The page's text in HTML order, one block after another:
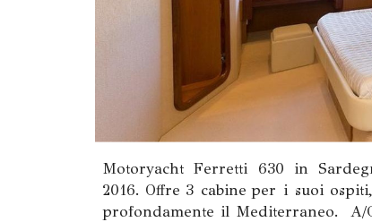
Motoryacht Ferretti 630 in
2016. Offre 3 cabine per i suoi
profondamente il Mediterraneo. A/